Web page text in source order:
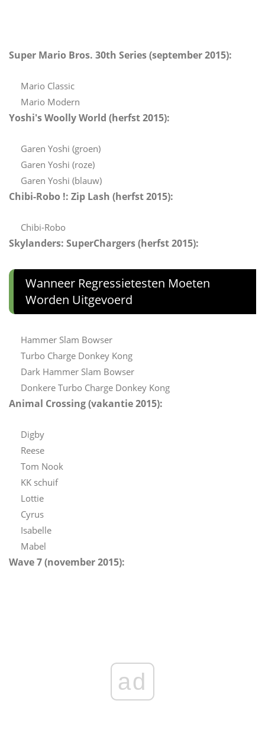
Super Mario Bros. 30th Series (september 2015):
Mario Classic
Mario Modern
Yoshi's Woolly World (herfst 2015):
Garen Yoshi (groen)
Garen Yoshi (roze)
Garen Yoshi (blauw)
Chibi-Robo !: Zip Lash (herfst 2015):
Chibi-Robo
Skylanders: SuperChargers (herfst 2015):
Wanneer Regressietesten Moeten
Worden Uitgevoerd
Hammer Slam Bowser
Turbo Charge Donkey Kong
Dark Hammer Slam Bowser
Donkere Turbo Charge Donkey Kong
Animal Crossing (vakantie 2015):
Digby
Reese
Tom Nook
KK schuif
Lottie
Cyrus
Isabelle
Mabel
Wave 7 (november 2015):
ad